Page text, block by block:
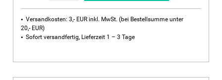
Versandkosten: 3,- EUR inkl. MwSt. (bei Bestellsumme unter
20,- EUR)
Sofort versandfertig, Lieferzeit 1 – 3 Tage